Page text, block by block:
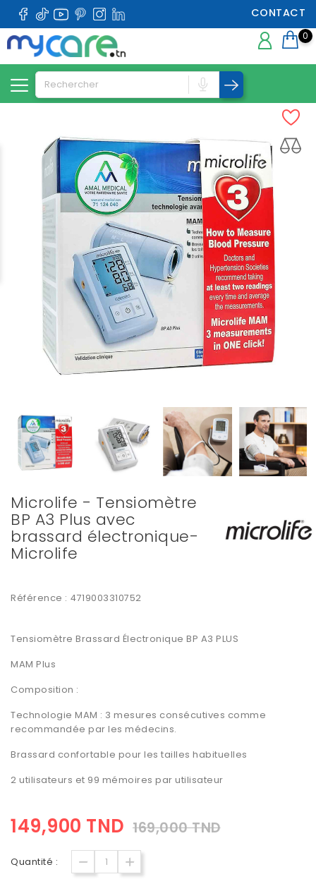
CONTACT
0
Microlife - Tensiomètre
BP A3 Plus avec
brassard électronique-
Microlife
Référence : 4719003310752
Tensiomètre Brassard Électronique BP A3 PLUS
MAM Plus
Composition :
Technologie MAM : 3 mesures consécutives comme
recommandée par les médecins.
Brassard confortable pour les tailles habituelles
2 utilisateurs et 99 mémoires par utilisateur
149,900 TND 169,000 TND
Quantité :